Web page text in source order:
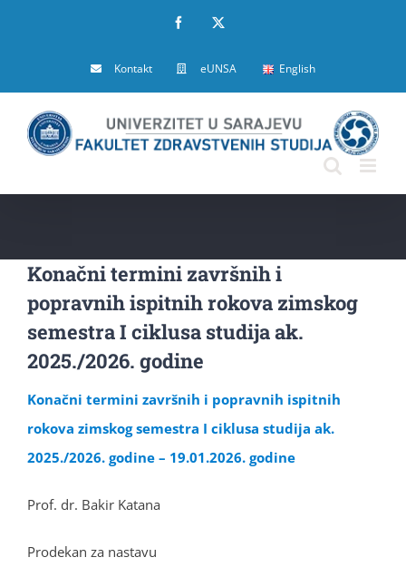
Facebook
Kontakt eUNSA English
Konačni termini završnih i
popravnih ispitnih rokova zimskog
semestra I ciklusa studija ak.
2025./2026. godine
Konačni termini završnih i popravnih ispitnih
rokova zimskog semestra I ciklusa studija ak.
2025./2026. godine – 19.01.2026. godine
Prof. dr. Bakir Katana
Prodekan za nastavu